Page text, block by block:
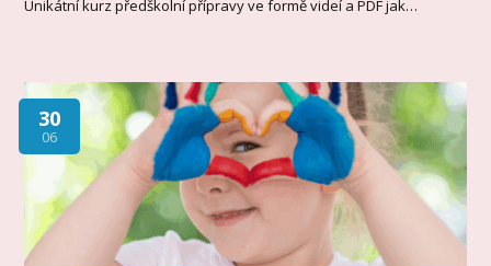
Unikátní kurz předškolní přípravy ve formě videí a PDF jak…
30
06